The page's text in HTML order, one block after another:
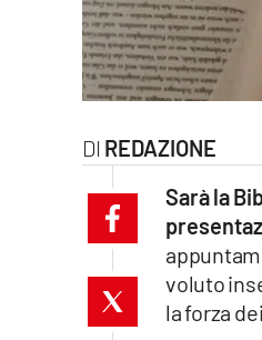
cosenzachannel.it
REDAZIONE
Sarà la
voluto
la forza